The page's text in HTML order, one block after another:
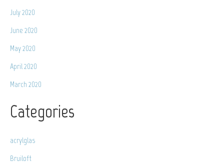
July 2020
June 2020
May 2020
April 2020
March 2020
Categories
acrylglas
Bruiloft